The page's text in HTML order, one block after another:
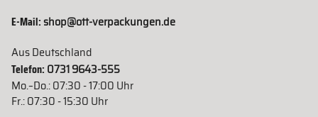
E-Mail:shop@ott-verpackungen.de
Aus Deutschland
Telefon: 0731 9643-555
Mo.–Do.: 07:30 - 17:00 Uhr
Fr.: 07:30 - 15:30 Uhr